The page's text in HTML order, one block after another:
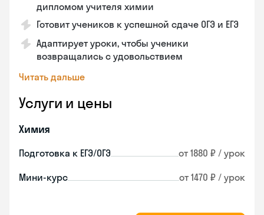
дипломом учителя химии
Готовит учеников к успешной сдаче ОГЭ и ЕГЭ
Адаптирует уроки, чтобы ученики
возвращались с удовольствием
Читать дальше
Услуги и цены
Химия
Подготовка к ЕГЭ/ОГЭ от 1880 ₽ / урок
Мини-курс от 1470 ₽ / урок